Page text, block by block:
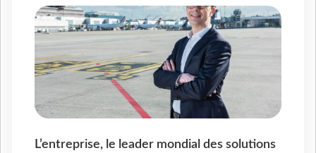
L’entreprise, le leader mondial des solutions